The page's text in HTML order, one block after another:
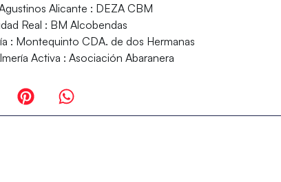
Alicante : DEZA CBM
Real : BM Alcobendas
: Montequinto CDA. de dos Hermanas
Activa : Asociación Abaranera